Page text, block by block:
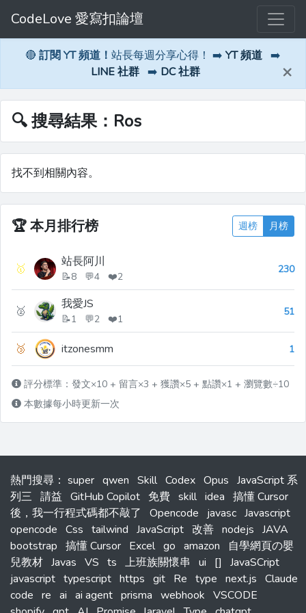
CodeLove 愛寫扣論壇
🔴 訂閱 YT 頻道！ 站長每週分享心得！ ➡️ YT 頻道 ➡️
LINE 社群 ➡️ DC 社群 ×
🔍 搜尋結果：Ros
找不到相關內容。
🏆本月排行榜 週榜 月榜
🥇 站長阿川
📝8 💬4 ❤️2
230
🥈 我愛JS
📝1 💬2 ❤️1
51
🥉 itzonesmm 1
評分標準：發文×10 + 留言×3 + 獲讚×5 + 點讚×1 + 瀏覽數÷10
本數據每小時更新一次
熱門搜尋 ： super qwen Skill Codex Opus JavaScript 系
列三 請益 GitHub Copilot 免費 skill idea 搞懂 Cursor
後，我一行程式碼都不敲了
Opencode javasc Javascript
opencode Css tailwind JavaScript 改善 nodejs JAVA
bootstrap 搞懂 Cursor Excel go amazon
自學網頁の嬰
兒教材 Javas VS ts 上班族關懷串 ui []
JavaSCript
javascript typescript https git Re type next.js Claude
code re ai ai agent prisma webhook VSCODE